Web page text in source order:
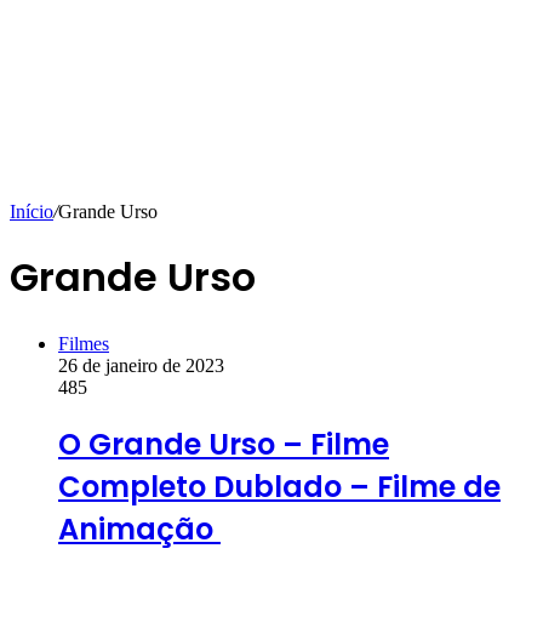
Início/Grande Urso
Grande Urso
Filmes
26 de janeiro de 2023
485
O Grande Urso – Filme
Completo Dublado – Filme de
Animação